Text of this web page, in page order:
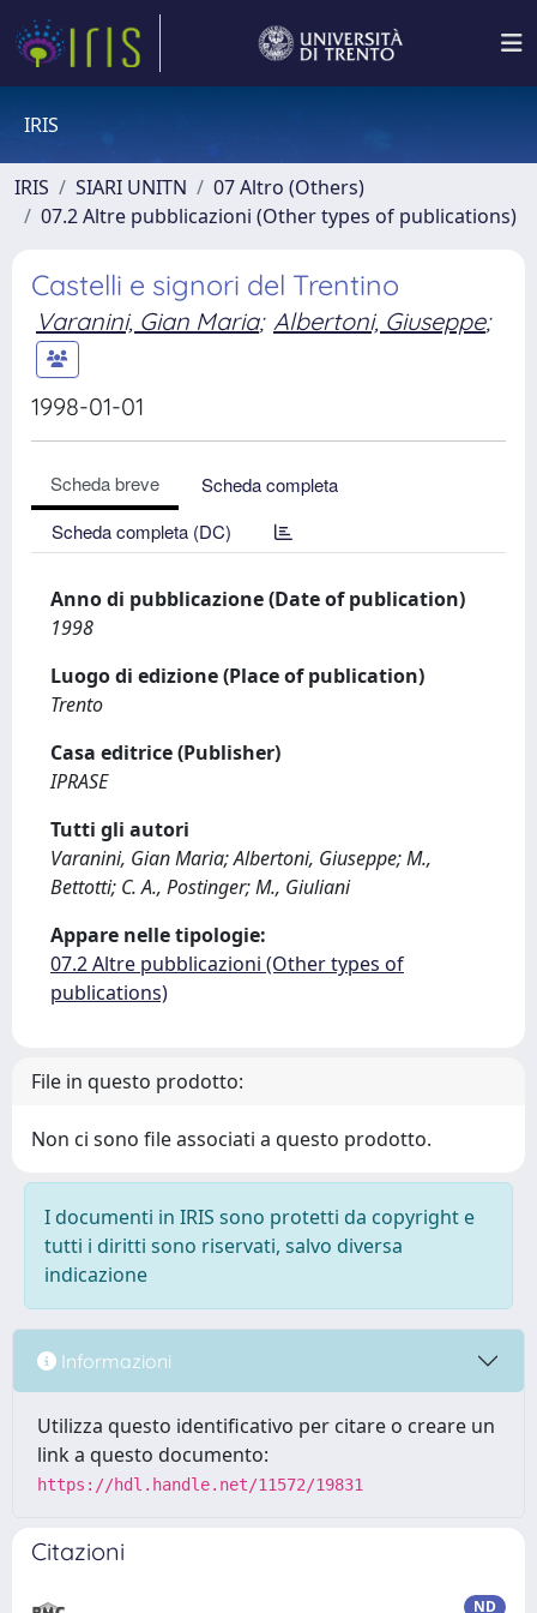
IRIS
IRIS SIARI UNITN
07 Altro (Others)
07.2 Altre pubblicazioni (Other types of publications)
Castelli e signori del Trentino
Varanini, Gian Maria; Albertoni, Giuseppe;
1998-01-01
Scheda breve
Scheda completa
Scheda completa (DC)
Anno di pubblicazione (Date of publication)
1998
Luogo di edizione (Place of publication)
Trento
Casa editrice (Publisher)
IPRASE
Tutti gli autori
Varanini, Gian Maria; Albertoni, Giuseppe; M.,
Bettotti; C. A., Postinger; M., Giuliani
Appare nelle tipologie:
07.2 Altre pubblicazioni (Other types of
publications)
File in questo prodotto:
Non ci sono file associati a questo prodotto.
I documenti in IRIS sono protetti da copyright e
tutti i diritti sono riservati, salvo diversa
indicazione
Informazioni
Utilizza questo identificativo per citare o creare un
link a questo documento:
https://hdl.handle.net/11572/19831
Citazioni
ND